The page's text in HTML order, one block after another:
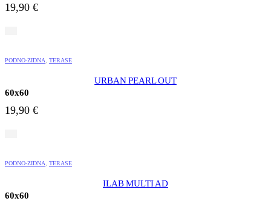
19,90 €
PODNO-ZIDNA TERASE
URBAN PEARL OUT
60x60
19,90 €
PODNO-ZIDNA TERASE
ILAB MULTI AD
60x60